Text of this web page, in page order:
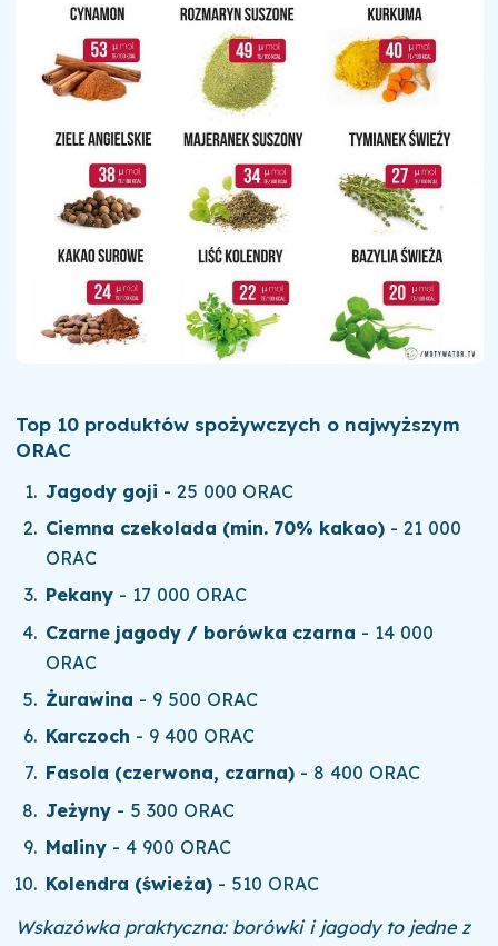
Top 10 produktów spożywczych o najwyższym
ORAC
Jagody goji - 25 000 ORAC
Ciemna czekolada (min. 70% kakao) - 21 000
ORAC
Pekany - 17 000 ORAC
Czarne jagody / borówka czarna - 14 000
ORAC
Żurawina - 9 500 ORAC
Karczoch - 9 400 ORAC
Fasola (czerwona, czarna) - 8 400 ORAC
Jeżyny - 5 300 ORAC
Maliny - 4 900 ORAC
Kolendra (świeża) - 510 ORAC
Wskazówka praktyczna: borówki i jagody to jedne z